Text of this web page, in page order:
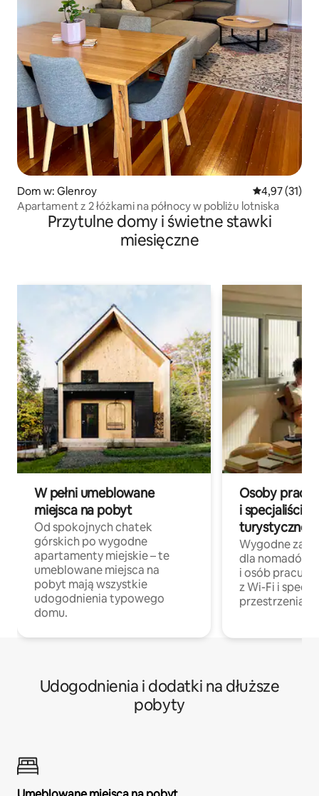
Dom w: Glenroy Średnia
4,97 (31)
Apartament z 2 łóżkami na północy w pobliżu lotniska
Przytulne domy i świetne stawki
miesięczne
W pełni umeblowane
miejsca na pobyt
Od spokojnych chatek
górskich po wygodne
apartamenty miejskie – te
umeblowane miejsca na
pobyt mają wszystkie
udogodnienia typowego
domu.
Osoby
i specjaliści z
turystycznej
Wygodne
dla nomadów
i osób
z Wi-Fi i
przestrzenią
Udogodnienia i dodatki na dłuższe
pobyty